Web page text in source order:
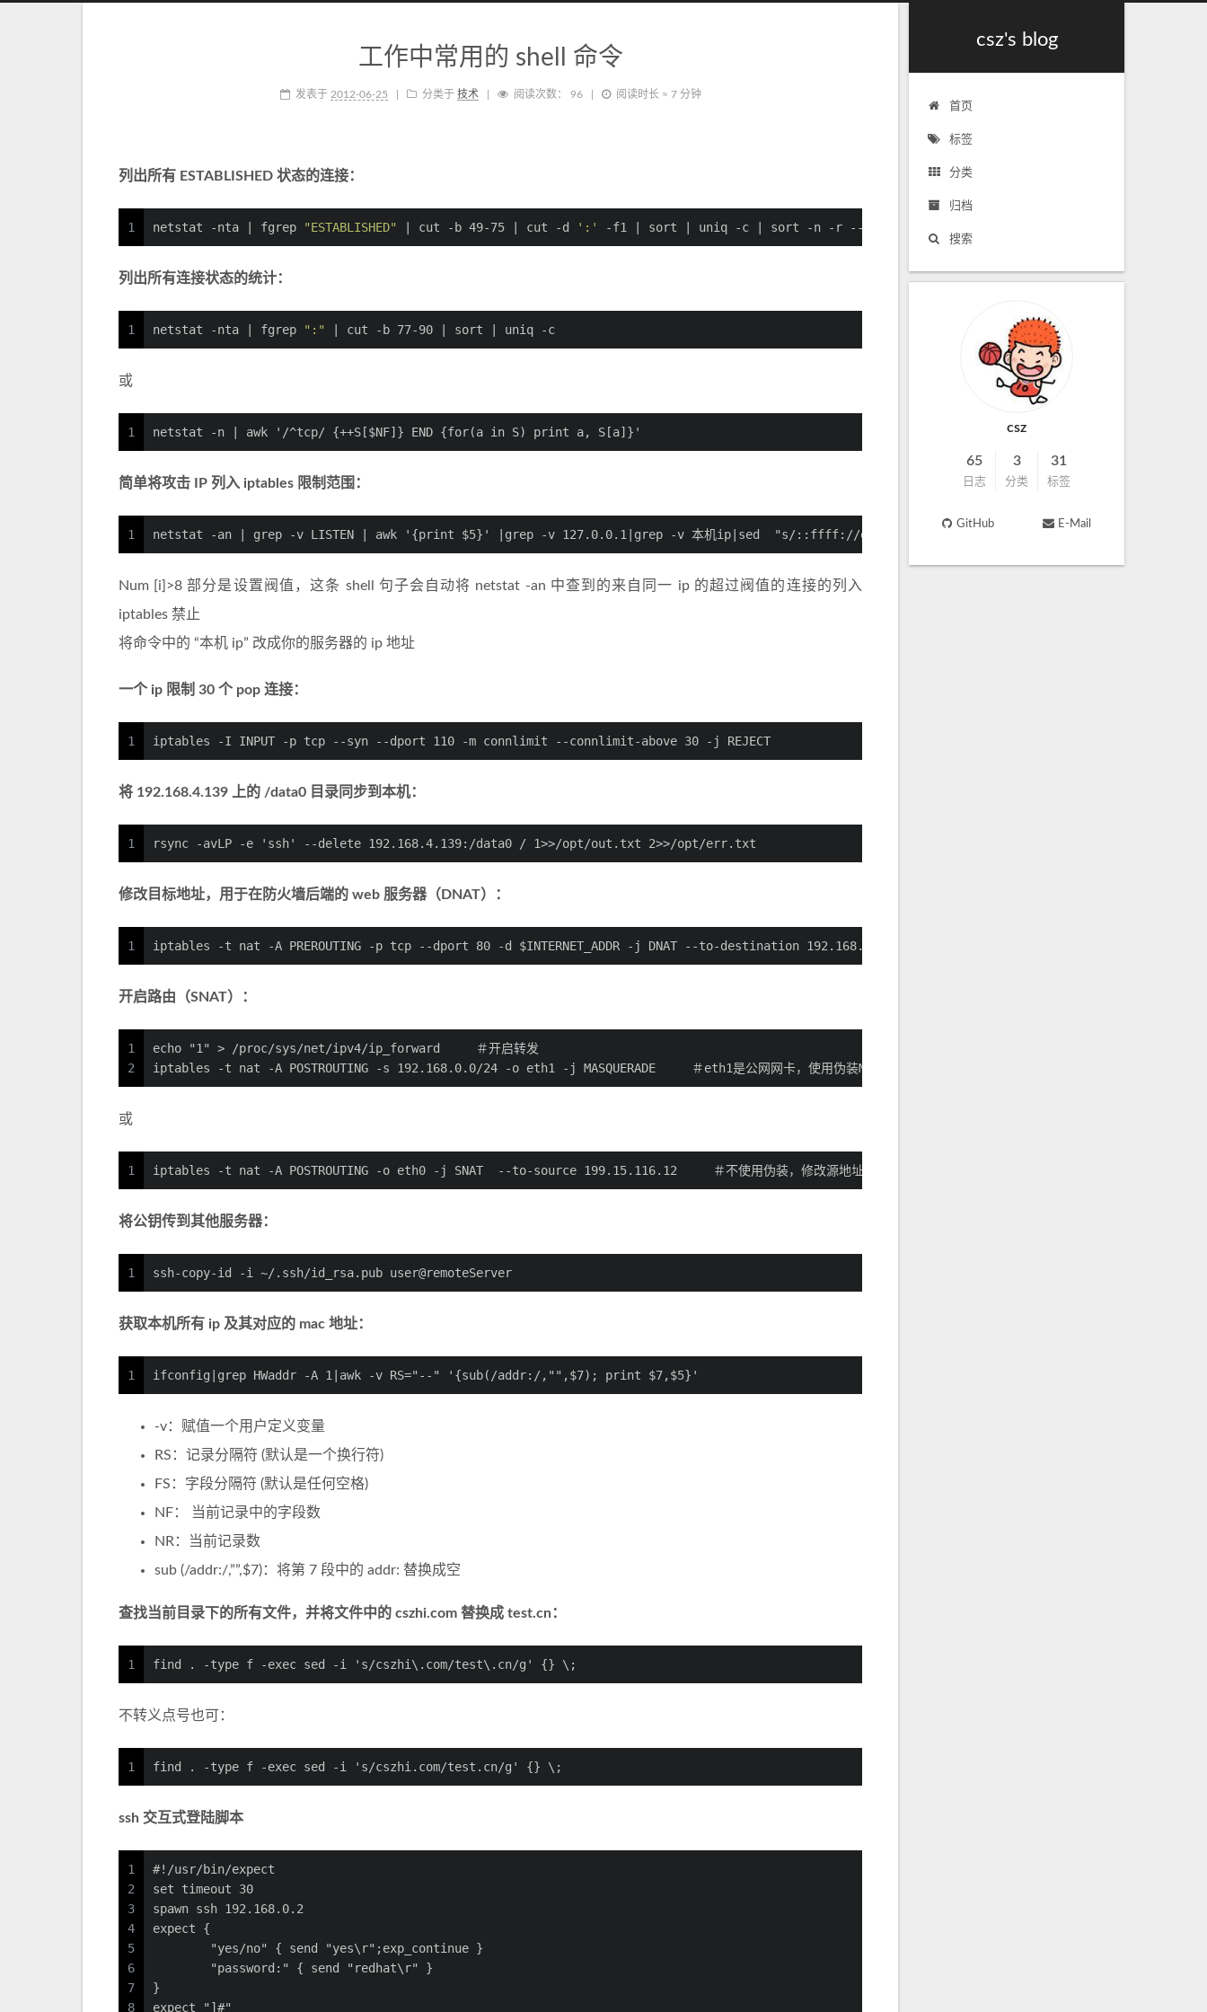
csz's blog
首页
标签
分类
归档
搜索
工作中常用的 shell 命令
发表于 2012-06-25 分类于 技术 阅读次数： 96 阅读时长 ≈ 7 分钟
列出所有 ESTABLISHED 状态的连接：
1 netstat -nta | fgrep "ESTABLISHED" | cut -b 49-75 | cut -d ':' -f1 | sort | uniq -c | sort -n -r --key=1,7 | head -25
列出所有连接状态的统计：
1 netstat -nta | fgrep ":" | cut -b 77-90 | sort | uniq -c
或
1 netstat -n | awk '/^tcp/ {++S[$NF]} END {for(a in S) print a, S[a]}'
简单将攻击 IP 列入 iptables 限制范围：
1 netstat -an | grep -v LISTEN | awk '{print $5}' |grep -v 127.0.0.1|grep -v 本机ip|sed  "s/::ffff://g"|awk 'BEGIN { FS=":" } { Num[$1]++ }
Num [i]>8 部分是设置阀值，这条 shell 句子会自动将 netstat -an 中查到的来自同一 ip 的超过阀值的连接的列入
iptables 禁止
将命令中的 “本机 ip” 改成你的服务器的 ip 地址
一个 ip 限制 30 个 pop 连接：
1 iptables -I INPUT -p tcp --syn --dport 110 -m connlimit --connlimit-above 30 -j REJECT
将 192.168.4.139 上的 /data0 目录同步到本机：
1 rsync -avLP -e 'ssh' --delete 192.168.4.139:/data0 / 1>>/opt/out.txt 2>>/opt/err.txt
修改目标地址，用于在防火墙后端的 web 服务器（DNAT）：
1 iptables -t nat -A PREROUTING -p tcp --dport 80 -d $INTERNET_ADDR -j DNAT --to-destination 192.168.100.2:80
开启路由（SNAT）：
1
2
echo "1" > /proc/sys/net/ipv4/ip_forward     ＃开启转发
iptables -t nat -A POSTROUTING -s 192.168.0.0/24 -o eth1 -j MASQUERADE     ＃eth1是公网网卡，使用伪装MASQUERADE
或
1 iptables -t nat -A POSTROUTING -o eth0 -j SNAT  --to-source 199.15.116.12     ＃不使用伪装，修改源地址为公网地址199.15.116.12
将公钥传到其他服务器：
1 ssh-copy-id -i ~/.ssh/id_rsa.pub user@remoteServer
获取本机所有 ip 及其对应的 mac 地址：
1 ifconfig|grep HWaddr -A 1|awk -v RS="--" '{sub(/addr:/,"",$7); print $7,$5}'
-v：赋值一个用户定义变量
RS：记录分隔符 (默认是一个换行符)
FS：字段分隔符 (默认是任何空格)
NF： 当前记录中的字段数
NR：当前记录数
sub (/addr:/,””,$7)：将第 7 段中的 addr: 替换成空
查找当前目录下的所有文件，并将文件中的 cszhi.com 替换成 test.cn：
1 find . -type f -exec sed -i 's/cszhi\.com/test\.cn/g' {} \;
不转义点号也可：
1 find . -type f -exec sed -i 's/cszhi.com/test.cn/g' {} \;
ssh 交互式登陆脚本
1
2
3
4
5
6
7
8
#!/usr/bin/expect
set timeout 30
spawn ssh 192.168.0.2
expect {
        "yes/no" { send "yes\r";exp_continue }
        "password:" { send "redhat\r" }
}
expect "]#"
csz
65
日志
3
分类
31
标签
GitHub E-Mail